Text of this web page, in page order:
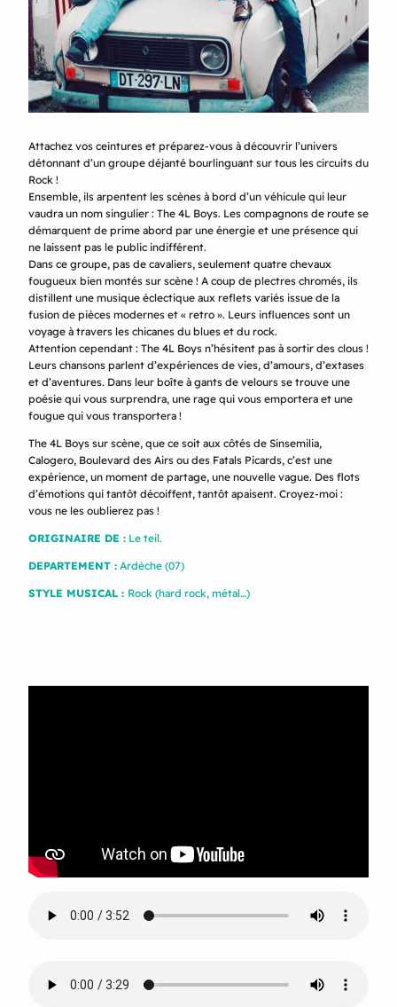
Attachez vos ceintures et préparez-vous à découvrir l’univers
détonnant d’un groupe déjanté bourlinguant sur tous les circuits du
Rock !
Ensemble, ils arpentent les scènes à bord d’un véhicule qui leur
vaudra un nom singulier : The 4L Boys. Les compagnons de route se
démarquent de prime abord par une énergie et une présence qui
ne laissent pas le public indifférent.
Dans ce groupe, pas de cavaliers, seulement quatre chevaux
fougueux bien montés sur scène ! A coup de plectres chromés, ils
distillent une musique éclectique aux reflets variés issue de la
fusion de pièces modernes et « retro ». Leurs influences sont un
voyage à travers les chicanes du blues et du rock.
Attention cependant : The 4L Boys n’hésitent pas à sortir des clous !
Leurs chansons parlent d’expériences de vies, d’amours, d’extases
et d’aventures. Dans leur boîte à gants de velours se trouve une
poésie qui vous surprendra, une rage qui vous emportera et une
fougue qui vous transportera !
The 4L Boys sur scène, que ce soit aux côtés de Sinsemilia,
Calogero, Boulevard des Airs ou des Fatals Picards, c’est une
expérience, un moment de partage, une nouvelle vague. Des flots
d’émotions qui tantôt décoiffent, tantôt apaisent. Croyez-moi :
vous ne les oublierez pas !
ORIGINAIRE DE : Le teil.
DEPARTEMENT : Ardèche (07)
STYLE MUSICAL : Rock (hard rock, métal…)